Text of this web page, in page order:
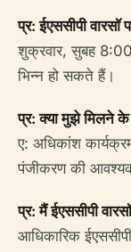
प्र: ईएससीपी
शुक्रवार, सुबह
भिन्न हो सकते हैं।
प्र: क्या मुझे मिलने
ए: अधिकांश
पंजीकरण की
प्र: मैं ईएससीपी
आधिकारिक